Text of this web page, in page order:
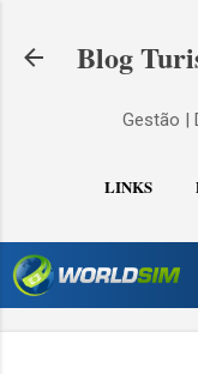
Blog
Gestão |
LINKS